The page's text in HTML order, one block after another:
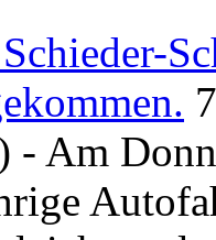
- Am